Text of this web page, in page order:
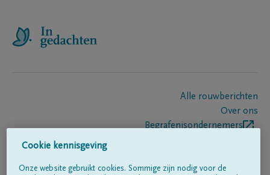
Alle rouwberichten
Over ons
Begrafenisondernemers
Cookie kennisgeving
Onze website gebruikt cookies. Sommige zijn nodig voor de